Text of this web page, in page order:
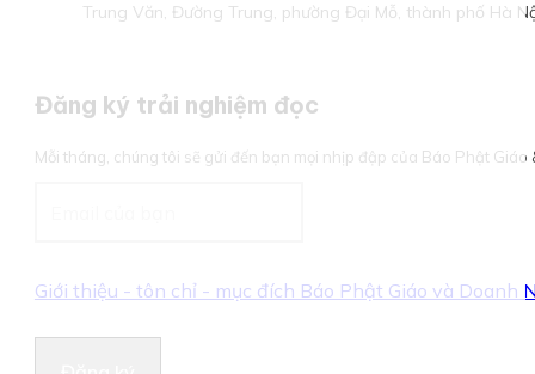
Trung Văn, Đường Trung, phường Đại Mỗ, thành phố Hà
Đăng ký trải nghiệm đọc
Mỗi tháng, chúng tôi sẽ gửi đến bạn mọi nhịp đập của Báo Phật Giáo
Giới thiệu - tôn chỉ - mục đích Báo Phật Giáo và Doanh